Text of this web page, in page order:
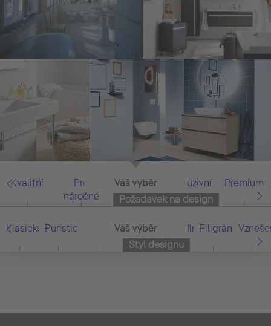
Kvalitní
Pro
náročné
Vše Exkluzivní
Premium
Požadavek na design
Váš výběr
Klasické/prostéPuristické/zredukované
Přímočaré/moderní
Vše Pohodlné/funkční
Filigránové/
Styl designu
Váš výběr